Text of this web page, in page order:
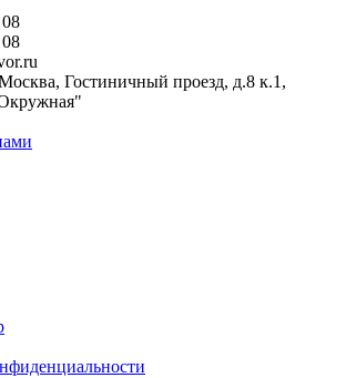
Гостиничный проезд, д.8 к.1,